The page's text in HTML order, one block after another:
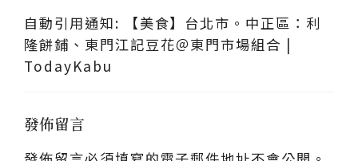
自動引用通知:
【美食】台北市。中正區：利
隆餅鋪、東門江記豆花＠東門市場組合 |
TodayKabu
發佈留言